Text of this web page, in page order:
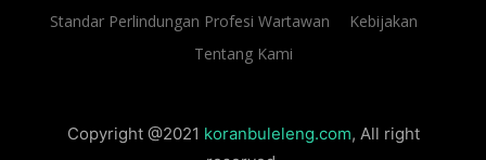
Standar Perlindungan Profesi Wartawan
Kebijakan
Tentang Kami
Copyright @2021 koranbuleleng.com, All right